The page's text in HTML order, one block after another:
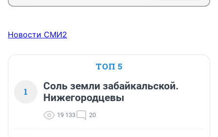
Новости СМИ2
ТОП 5
1
Соль земли забайкальской.
Нижегородцевы
19 133 20